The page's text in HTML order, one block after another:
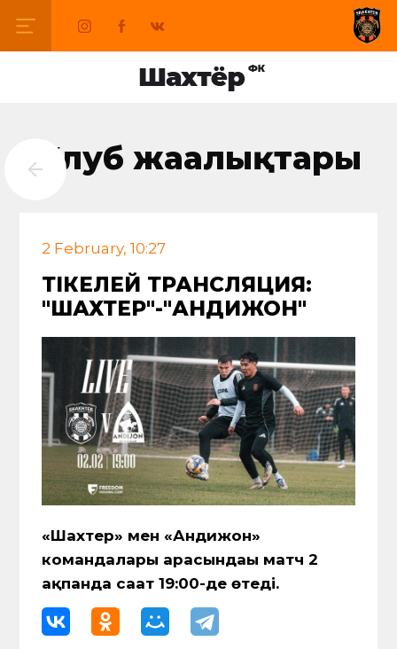
Клуб жаңалықтары
2 February, 10:27
ТІКЕЛЕЙ ТРАНСЛЯЦИЯ:
"ШАХТЕР"-"АНДИЖОН"
«Шахтер» мен «Андижон»
командалары арасындағы матч 2
ақпанда сағат 19:00-де өтеді.